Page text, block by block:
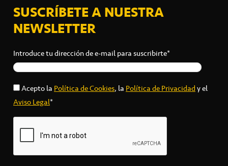
SUSCRÍBETE A NUESTRA
NEWSLETTER
Introduce tu dirección de e-mail para suscribirte*
Acepto laPolítica de Cookies, laPolítica de Privacidady el
Aviso Legal*